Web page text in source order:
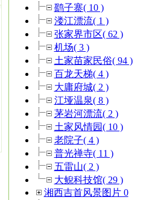
鹞子寨( 10 )
溇江漂流( 1 )
张家界市区( 62 )
机场( 3 )
土家苗家民俗( 94 )
百龙天梯( 4 )
大庸府城( 2 )
江垭温泉( 8 )
茅岩河漂流( 2 )
土家风情园( 10 )
老院子( 4 )
普光禅寺( 11 )
五雷山( 2 )
大鲵科技馆( 29 )
湘西吉首风景图片 0